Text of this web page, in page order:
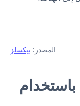
المصدر: بيكسلز